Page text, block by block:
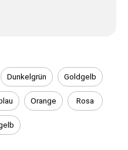
Dunkelgrün Goldgelb
Orange Rosa